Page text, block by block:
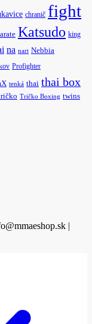
chranič fight
Katsudo king
na nart Nebbia
Profighter
tenká thai thai box
Tričko Boxing twins
|